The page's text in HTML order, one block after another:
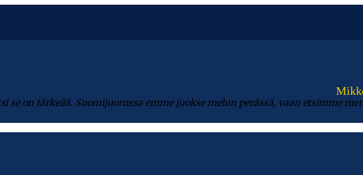
on tärkeää. Suomijuorussa emme juokse melun perässä, vaan etsimme